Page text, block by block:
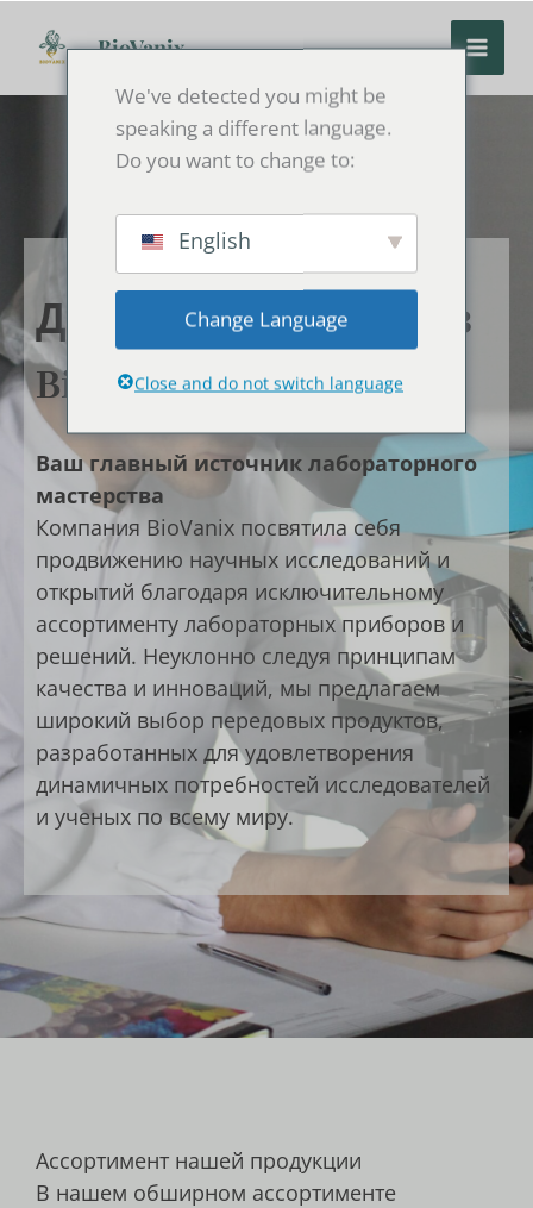
BioVanix
Добро пожаловать в
BioVanix
Ваш главный источник лабораторного
мастерства
Компания BioVanix посвятила себя
продвижению научных исследований и
открытий благодаря исключительному
ассортименту лабораторных приборов и
решений. Неуклонно следуя принципам
качества и инноваций, мы предлагаем
широкий выбор передовых продуктов,
разработанных для удовлетворения
динамичных потребностей исследователей
и ученых по всему миру.
Ассортимент нашей продукции
В нашем обширном ассортименте
We've detected you might be
speaking a different language.
Do you want to change to:
English
Change Language
Close and do not switch language